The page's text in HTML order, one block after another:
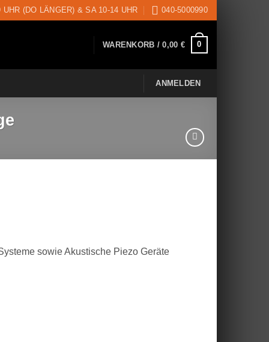
UHR (DO LÄNGER) & SA 10-14 UHR 040-5000990
WARENKORB /0,00 € 0
ANMELDEN
sowie Akustische Piezo Geräte